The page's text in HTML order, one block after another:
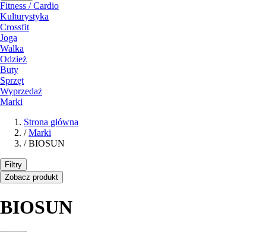
Fitness / Cardio
Kulturystyka
Crossfit
Joga
Walka
Odzież
Buty
Sprzęt
Wyprzedaż
Marki
Strona główna
/ Marki
/ BIOSUN
Filtry
Zobacz produkt
BIOSUN